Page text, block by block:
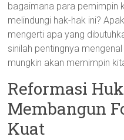
bagaimana para pemimpin
melindungi hak-hak ini?
mengerti apa yang
sinilah pentingnya
mungkin akan memimpin
Reformasi
Membangun
Kuat